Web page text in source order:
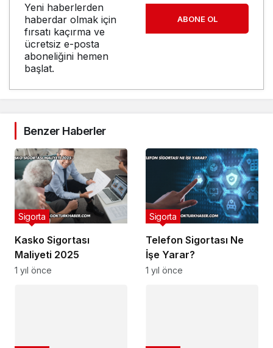
Yeni haberlerden
haberdar olmak için
fırsatı kaçırma ve
ücretsiz e-posta
aboneliğini hemen
başlat.
ABONE OL
Benzer Haberler
Kasko Sigortası
Maliyeti 2025
Sigorta
1 yıl önce
Telefon Sigortası Ne
İşe Yarar?
Sigorta
1 yıl önce